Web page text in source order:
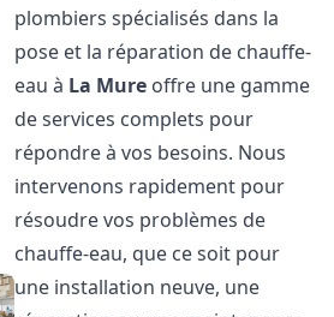
plombiers spécialisés dans la
pose et la réparation de chauffe-
eau à La Mure offre une gamme
de services complets pour
répondre à vos besoins. Nous
intervenons rapidement pour
résoudre vos problèmes de
chauffe-eau, que ce soit pour
une installation neuve, une